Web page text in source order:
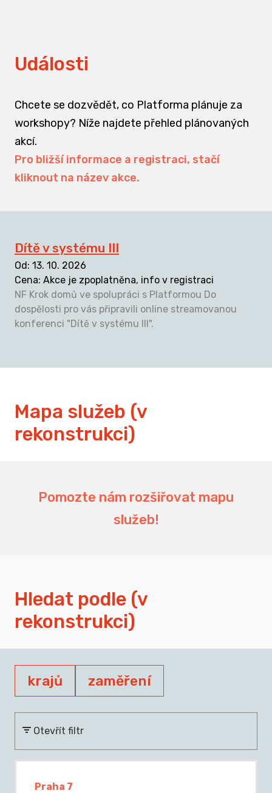
Události
Chcete se dozvědět, co Platforma plánuje za
workshopy? Níže najdete přehled plánovaných
akcí.
Pro bližší informace a registraci, stačí
kliknout na název akce.
Dítě v systému III
Od: 13. 10. 2026
Cena: Akce je zpoplatněna, info v registraci
NF Krok domů ve spolupráci s Platformou Do
dospělosti pro vás připravili online streamovanou
konferenci "Dítě v systému III".
Mapa služeb (v
rekonstrukci)
Pomozte nám rozšiřovat mapu
služeb!
Hledat podle (v
rekonstrukci)
krajů zaměření
Otevřít filtr
Praha 7